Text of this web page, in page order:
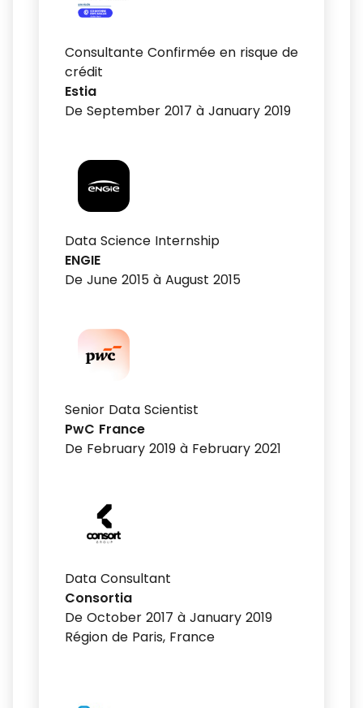
Consultante Confirmée en risque de
crédit
Estia
De September 2017 à January 2019
Data Science Internship
ENGIE
De June 2015 à August 2015
Senior Data Scientist
PwC France
De February 2019 à February 2021
Data Consultant
Consortia
De October 2017 à January 2019
Région de Paris, France